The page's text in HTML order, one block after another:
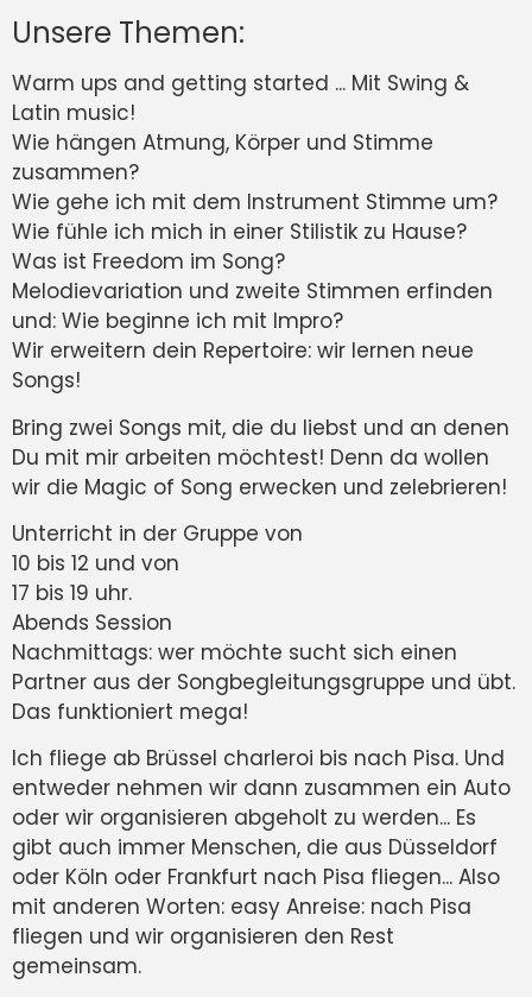
Unsere Themen:
Warm ups and getting started ... Mit Swing &
Latin music!
Wie hängen Atmung, Körper und Stimme
zusammen?
Wie gehe ich mit dem Instrument Stimme um?
Wie fühle ich mich in einer Stilistik zu Hause?
Was ist Freedom im Song?
Melodievariation und zweite Stimmen erfinden
und: Wie beginne ich mit Impro?
Wir erweitern dein Repertoire: wir lernen neue
Songs!
Bring zwei Songs mit, die du liebst und an denen
Du mit mir arbeiten möchtest! Denn da wollen
wir die Magic of Song erwecken und zelebrieren!
Unterricht in der Gruppe von
10 bis 12 und von
17 bis 19 uhr.
Abends Session
Nachmittags: wer möchte sucht sich einen
Partner aus der Songbegleitungsgruppe und übt.
Das funktioniert mega!
Ich fliege ab Brüssel charleroi bis nach Pisa. Und
entweder nehmen wir dann zusammen ein Auto
oder wir organisieren abgeholt zu werden... Es
gibt auch immer Menschen, die aus Düsseldorf
oder Köln oder Frankfurt nach Pisa fliegen... Also
mit anderen Worten: easy Anreise: nach Pisa
fliegen und wir organisieren den Rest
gemeinsam.